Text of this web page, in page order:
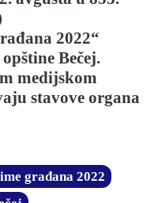
2022“
Bečej.
medijskom
stavove organa
građana 2022